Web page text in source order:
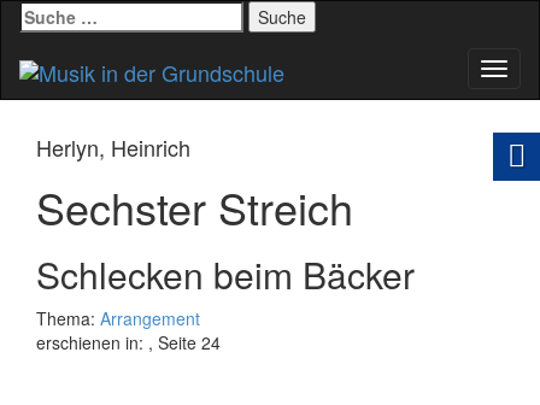
Suche
nach:
Herlyn, Heinrich
Sechster Streich
Schlecken beim Bäcker
Thema: Arrangement
erschienen in: , Seite 24